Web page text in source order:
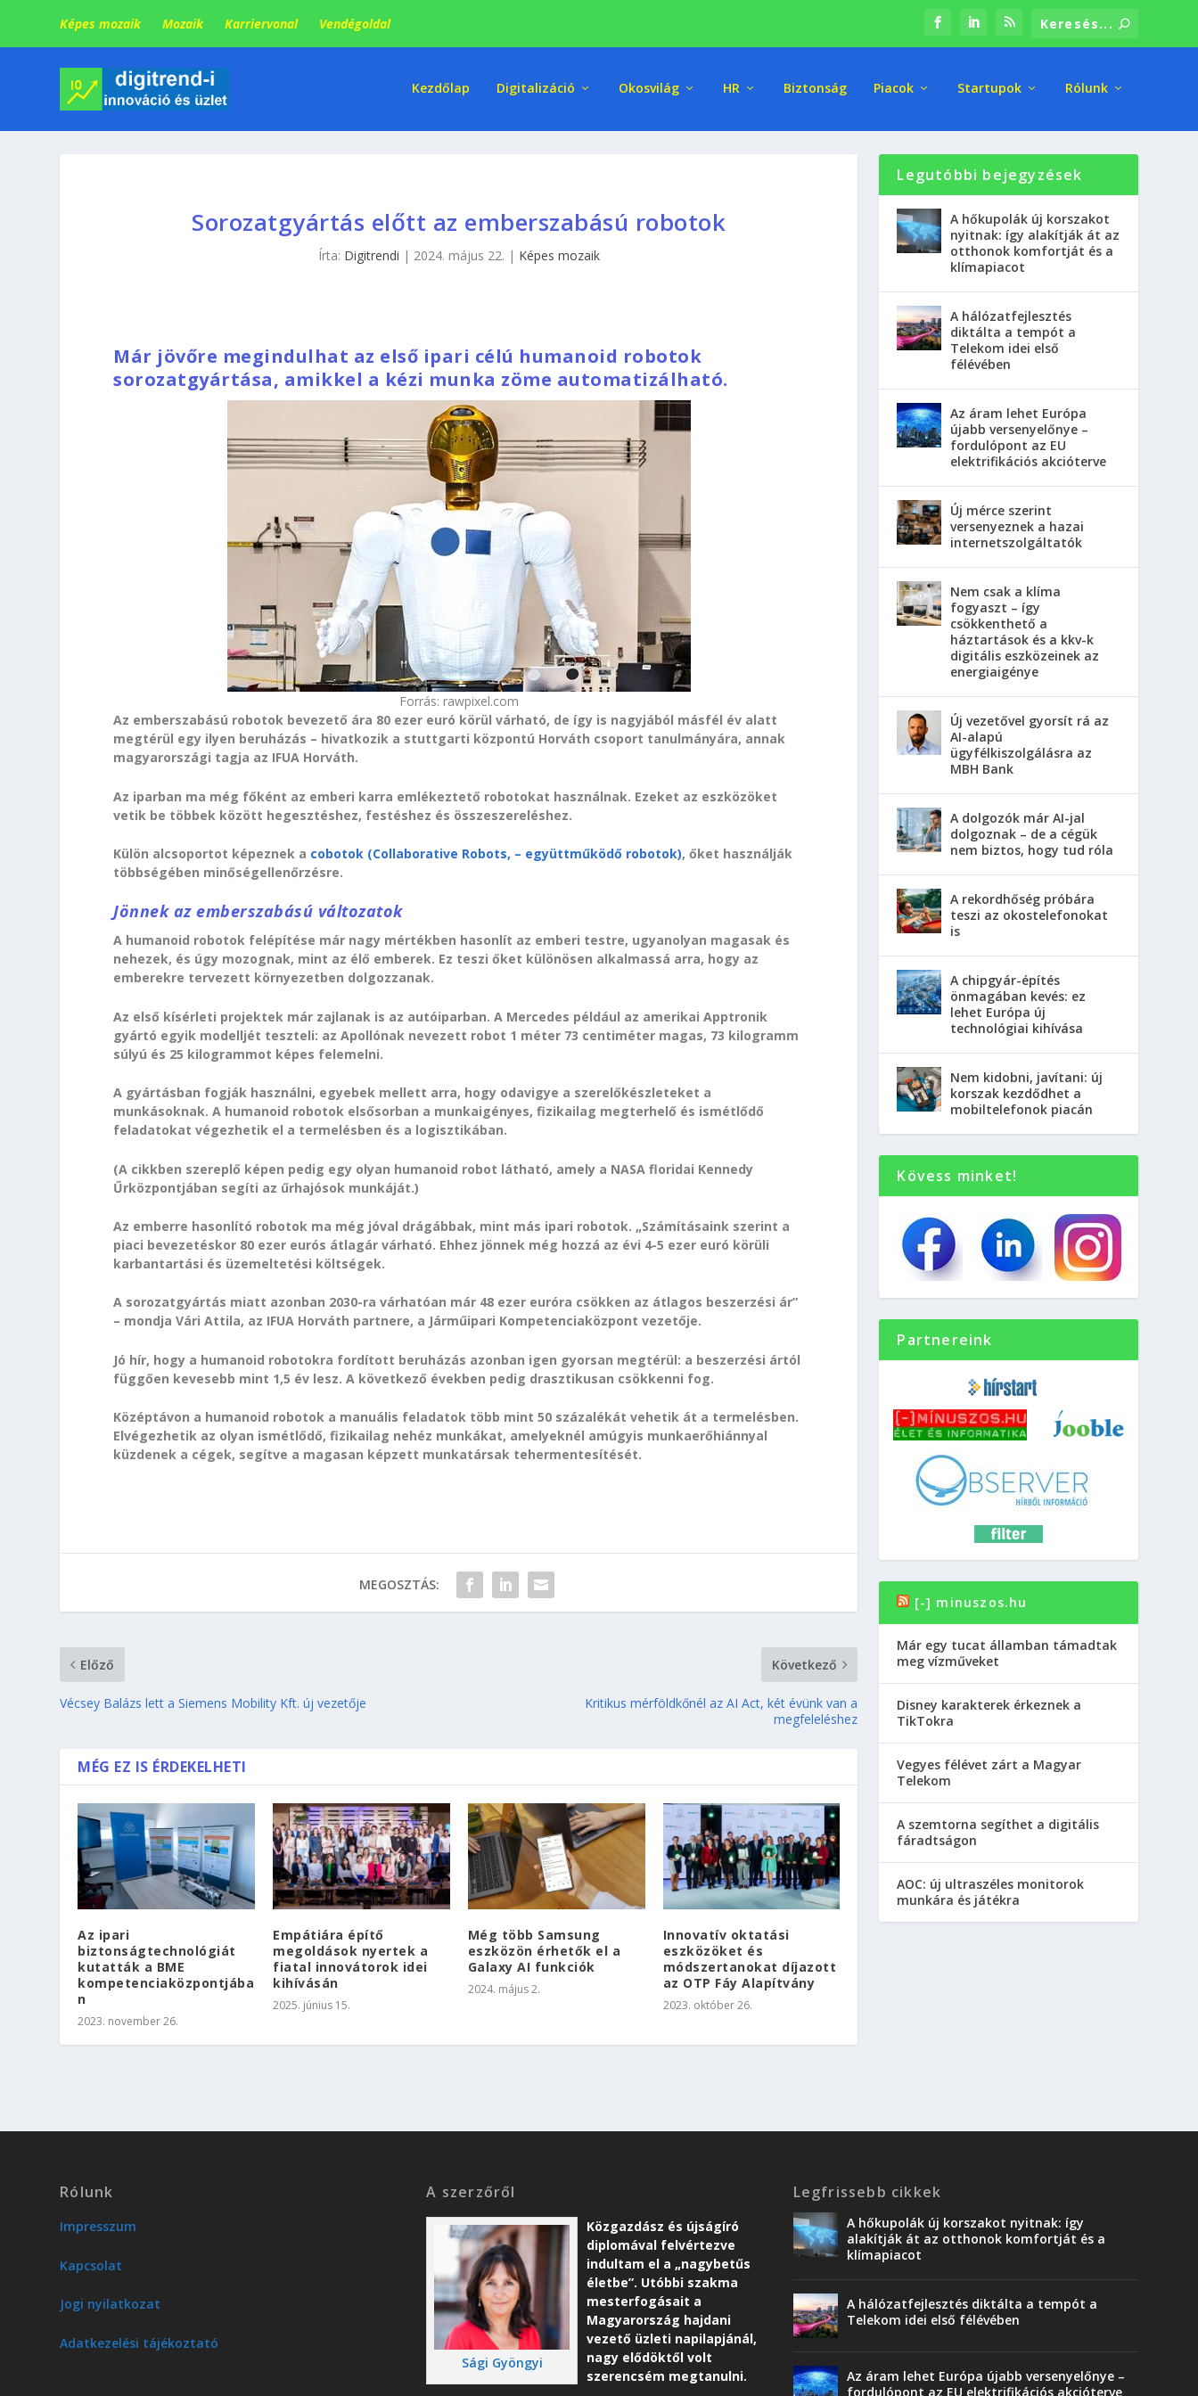
Képes mozaik Mozaik Karriervonal Vendégoldal
Kezdőlap Digitalizáció Okosvilág HR Biztonság Piacok Startupok Rólunk
Sorozatgyártás előtt az emberszabású robotok
Írta: Digitrendi | 2024. május 22. | Képes mozaik
Már jövőre megindulhat az első ipari célú humanoid robotok
sorozatgyártása, amikkel a kézi munka zöme automatizálható.
Forrás: rawpixel.com
Az emberszabású robotok bevezető ára 80 ezer euró körül várható, de így is nagyjából másfél év alatt
megtérül egy ilyen beruházás – hivatkozik a stuttgarti központú Horváth csoport tanulmányára, annak
magyarországi tagja az IFUA Horváth.
Az iparban ma még főként az emberi karra emlékeztető robotokat használnak. Ezeket az eszközöket
vetik be többek között hegesztéshez, festéshez és összeszereléshez.
Külön alcsoportot képeznek a cobotok (Collaborative Robots, – együttműködő robotok), őket használják
többségében minőségellenőrzésre.
Jönnek az emberszabású változatok
A humanoid robotok felépítése már nagy mértékben hasonlít az emberi testre, ugyanolyan magasak és
nehezek, és úgy mozognak, mint az élő emberek. Ez teszi őket különösen alkalmassá arra, hogy az
emberekre tervezett környezetben dolgozzanak.
Az első kísérleti projektek már zajlanak is az autóiparban. A Mercedes például az amerikai Apptronik
gyártó egyik modelljét teszteli: az Apollónak nevezett robot 1 méter 73 centiméter magas, 73 kilogramm
súlyú és 25 kilogrammot képes felemelni.
A gyártásban fogják használni, egyebek mellett arra, hogy odavigye a szerelőkészleteket a
munkásoknak. A humanoid robotok elsősorban a munkaigényes, fizikailag megterhelő és ismétlődő
feladatokat végezhetik el a termelésben és a logisztikában.
(A cikkben szereplő képen pedig egy olyan humanoid robot látható, amely a NASA floridai Kennedy
Űrközpontjában segíti az űrhajósok munkáját.)
Az emberre hasonlító robotok ma még jóval drágábbak, mint más ipari robotok. „Számításaink szerint a
piaci bevezetéskor 80 ezer eurós átlagár várható. Ehhez jönnek még hozzá az évi 4-5 ezer euró körüli
karbantartási és üzemeltetési költségek.
A sorozatgyártás miatt azonban 2030-ra várhatóan már 48 ezer euróra csökken az átlagos beszerzési ár”
– mondja Vári Attila, az IFUA Horváth partnere, a Járműipari Kompetenciaközpont vezetője.
Jó hír, hogy a humanoid robotokra fordított beruházás azonban igen gyorsan megtérül: a beszerzési ártól
függően kevesebb mint 1,5 év lesz. A következő években pedig drasztikusan csökkenni fog.
Középtávon a humanoid robotok a manuális feladatok több mint 50 százalékát vehetik át a termelésben.
Elvégezhetik az olyan ismétlődő, fizikailag nehéz munkákat, amelyeknél amúgyis munkaerőhiánnyal
küzdenek a cégek, segítve a magasan képzett munkatársak tehermentesítését.
MEGOSZTÁS:
Előző
Vécsey Balázs lett a Siemens Mobility Kft. új vezetője
Következő
Kritikus mérföldkőnél az AI Act, két évünk van a
megfeleléshez
MÉG EZ IS ÉRDEKELHETI
Az ipari
biztonságtechnológiát
kutatták a BME
kompetenciaközpontjába
n
2023. november 26.
Empátiára építő
megoldások nyertek a
fiatal innovátorok idei
kihívásán
2025. június 15.
Még több Samsung
eszközön érhetők el a
Galaxy AI funkciók
2024. május 2.
Innovatív oktatási
eszközöket és
módszertanokat díjazott
az OTP Fáy Alapítvány
2023. október 26.
Legutóbbi bejegyzések
A hőkupolák új korszakot
nyitnak: így alakítják át az
otthonok komfortját és a
klímapiacot
A hálózatfejlesztés
diktálta a tempót a
Telekom idei első
félévében
Az áram lehet Európa
újabb versenyelőnye –
fordulópont az EU
elektrifikációs akcióterve
Új mérce szerint
versenyeznek a hazai
internetszolgáltatók
Nem csak a klíma
fogyaszt – így
csökkenthető a
háztartások és a kkv-k
digitális eszközeinek az
energiaigénye
Új vezetővel gyorsít rá az
AI-alapú
ügyfélkiszolgálásra az
MBH Bank
A dolgozók már AI-jal
dolgoznak – de a cégük
nem biztos, hogy tud róla
A rekordhőség próbára
teszi az okostelefonokat
is
A chipgyár-építés
önmagában kevés: ez
lehet Európa új
technológiai kihívása
Nem kidobni, javítani: új
korszak kezdődhet a
mobiltelefonok piacán
Kövess minket!
Partnereink
[-] minuszos.hu
Már egy tucat államban támadtak
meg vízműveket
Disney karakterek érkeznek a
TikTokra
Vegyes félévet zárt a Magyar
Telekom
A szemtorna segíthet a digitális
fáradtságon
AOC: új ultraszéles monitorok
munkára és játékra
Rólunk
Impresszum
Kapcsolat
Jogi nyilatkozat
Adatkezelési tájékoztató
A szerzőről
Sági Gyöngyi
Közgazdász és újságíró
diplomával felvértezve
indultam el a „nagybetűs
életbe”. Utóbbi szakma
mesterfogásait a
Magyarország hajdani
vezető üzleti napilapjánál,
nagy elődöktől volt
szerencsém megtanulni.
Legfrissebb cikkek
A hőkupolák új korszakot nyitnak: így
alakítják át az otthonok komfortját és a
klímapiacot
A hálózatfejlesztés diktálta a tempót a
Telekom idei első félévében
Az áram lehet Európa újabb versenyelőnye –
fordulópont az EU elektrifikációs akcióterve